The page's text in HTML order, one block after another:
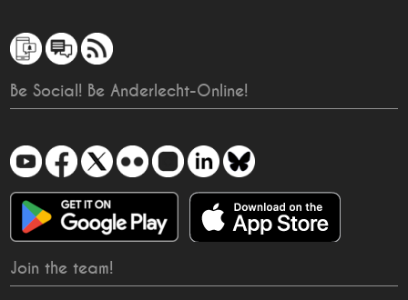
Be Social! Be Anderlecht-Online!
Join the team!